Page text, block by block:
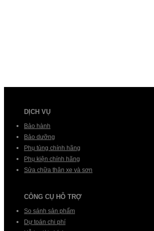
DỊCH VỤ
Bảo hành
Bảo dưỡng
Phụ tùng chính hãng
Phụ kiện chính hãng
Sửa chữa thân xe và sơn
CÔNG CỤ HỖ TRỢ
So sánh sản phẩm
Dự toán chi phí